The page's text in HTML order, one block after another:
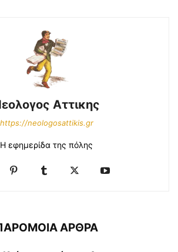
Αττικης
https://neologosattikis.gr
Η εφημερίδα της πόλης
ΑΡΘΡΑ